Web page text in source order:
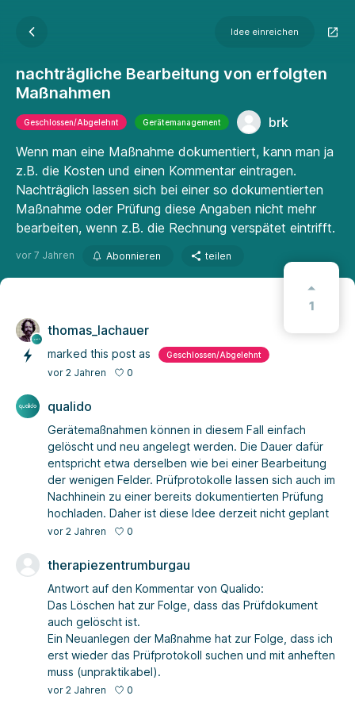
Idee einreichen
nachträgliche Bearbeitung von erfolgten
Maßnahmen
Geschlossen/Abgelehnt Gerätemanagement
brk
Wenn man eine Maßnahme dokumentiert, kann man ja
z.B. die Kosten und einen Kommentar eintragen.
Nachträglich lassen sich bei einer so dokumentierten
Maßnahme oder Prüfung diese Angaben nicht mehr
bearbeiten, wenn z.B. die Rechnung verspätet eintrifft.
vor 7 Jahren Abonnieren teilen
1
thomas_lachauer
marked this post as Geschlossen/Abgelehnt
vor 2 Jahren 0
qualido
Gerätemaßnahmen können in diesem Fall einfach
gelöscht und neu angelegt werden. Die Dauer dafür
entspricht etwa derselben wie bei einer Bearbeitung
der wenigen Felder. Prüfprotokolle lassen sich auch im
Nachhinein zu einer bereits dokumentierten Prüfung
hochladen. Daher ist diese Idee derzeit nicht geplant
vor 2 Jahren 0
therapiezentrumburgau
Antwort auf den Kommentar von Qualido:
Das Löschen hat zur Folge, dass das Prüfdokument
auch gelöscht ist.
Ein Neuanlegen der Maßnahme hat zur Folge, dass ich
erst wieder das Prüfprotokoll suchen und mit anheften
muss (unpraktikabel).
vor 2 Jahren 0